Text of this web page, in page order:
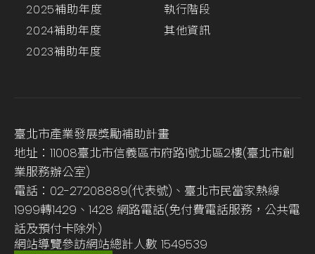
2025補助年度
2024補助年度
2023補助年度
執行階段
其他資訊
臺北市產業發展獎勵補助計畫
地址：11008臺北市信義區市府路1號北區2樓(臺北市創
業服務辦公室)
電話：02-27208889(代表號)、臺北市民當家熱線
1999轉1429、1428 網路電話(免付費電話服務，公共電
話及預付卡除外)
網站導覽參訪網站總計人數 1549539